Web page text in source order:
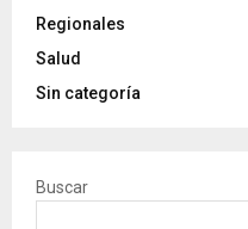
Regionales
Salud
Sin categoría
Buscar